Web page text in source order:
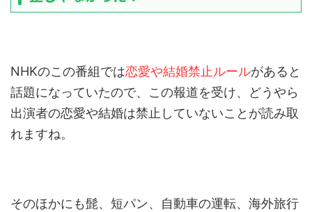
NHKのこの番組では恋愛や結婚禁止ルールがあると
話題になっていたので、この報道を受け、どうやら
出演者の恋愛や結婚は禁止していないことが読み取
れますね。
そのほかにも髭、短パン、自動車の運転、海外旅行